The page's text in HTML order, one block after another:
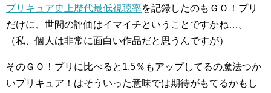
プリキュア史上歴代最低視聴率を記録したのもＧＯ！プリ
だけに、世間の評価はイマイチということですかね…。
（私、個人は非常に面白い作品だと思うんですが）
そのＧＯ！プリに比べると1.5％もアップしてるの魔法つか
いプリキュア！はそういった意味では期待がもてるかもし